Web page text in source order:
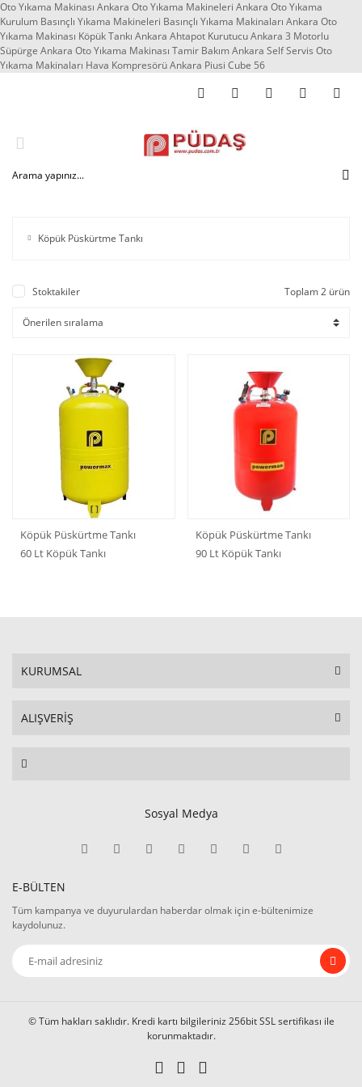
Oto Yıkama Makinası Ankara Oto Yıkama Makineleri Ankara Oto Yıkama
Kurulum Basınçlı Yıkama Makineleri Basınçlı Yıkama Makinaları Ankara Oto
Yıkama Makinası Köpük Tankı Ankara Ahtapot Kurutucu Ankara 3 Motorlu
Süpürge Ankara Oto Yıkama Makinası Tamir Bakım Ankara Self Servis Oto
Yıkama Makinaları Hava Kompresörü Ankara Piusi Cube 56
Köpük Püskürtme Tankı
Stoktakiler Toplam 2 ürün
Köpük Püskürtme Tankı
60 Lt Köpük Tankı
Köpük Püskürtme Tankı
90 Lt Köpük Tankı
KURUMSAL
ALIŞVERİŞ
Sosyal Medya
E-BÜLTEN
Tüm kampanya ve duyurulardan haberdar olmak için e-bültenimize
kaydolunuz.
© Tüm hakları saklıdır. Kredi kartı bilgileriniz 256bit SSL sertifikası ile
korunmaktadır.